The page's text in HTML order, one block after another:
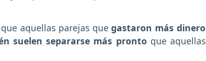
aquellas parejas quegastaron más dinero
suelen separarse más pronto que aquellas